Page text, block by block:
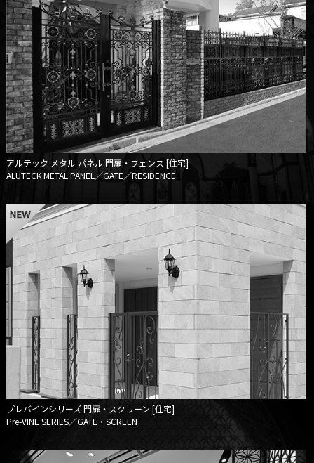
アルテック メタル パネル 門扉・フェンス [住宅]
ALUTECK METAL PANEL／GATE／RESIDENCE
プレバインシリーズ門扉・スクリーン [住宅]
Pre-VINE SERIES／GATE・SCREEN